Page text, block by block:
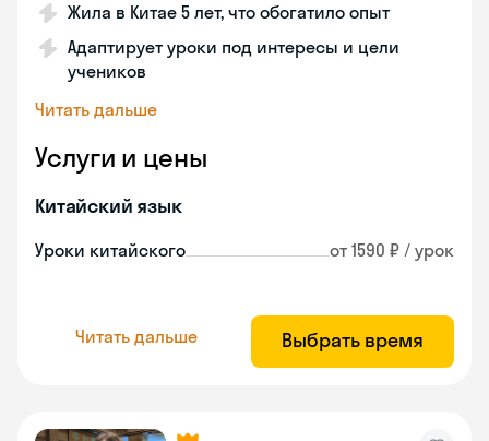
Жила в Китае 5 лет, что обогатило опыт
Адаптирует уроки под интересы и цели
учеников
Читать дальше
Услуги и цены
Китайский язык
Уроки китайского от 1590 ₽ / урок
Читать дальше Выбрать время